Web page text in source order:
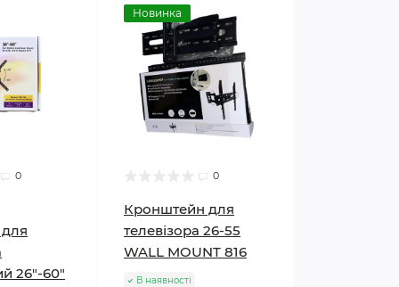
0
26"-60"
Новинка
0
Кронштейн для
телевізора 26-55
WALL MOUNT 816
В наявності